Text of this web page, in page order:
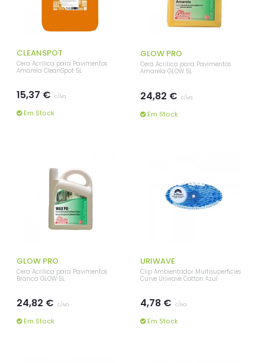
CLEANSPOT
Cera Acrilica para Pavimentos
Amarela CleanSpot 5L
15,37 € c/iva
Em Stock
GLOW PRO
Cera Acrilica para Pavimentos
Amarela GLOW 5L
24,82 € c/iva
Em Stock
GLOW PRO
Cera Acrilica para Pavimentos
Branca GLOW 5L
24,82 € c/iva
Em Stock
URIWAVE
Clip Ambientador Multisuperfícies
Curve Uriwave Cotton Azul
4,78 € c/iva
Em Stock